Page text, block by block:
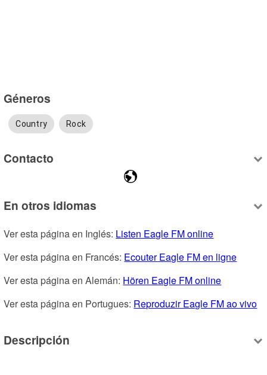
Géneros
Country Rock
Contacto
En otros idiomas
Ver esta página en Inglés: Listen Eagle FM online
Ver esta página en Francés: Ecouter Eagle FM en ligne
Ver esta página en Alemán: Hören Eagle FM online
Ver esta página en Portugues: Reproduzir Eagle FM ao vivo
Descripción